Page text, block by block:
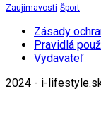
Zaujímavosti Šport
Zásady
Pravidlá
Vydavateľ
2024 - i-